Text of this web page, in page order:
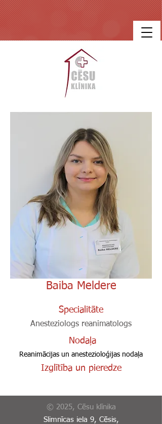
Baiba Meldere
Specialitāte
Anesteziologs reanimatologs
Nodaļa
Reanimācijas un anestezioloģijas nodaļa
Izglītība un pieredze
© 2025, Cēsu klīnika
Slimnīcas iela 9, Cēsis,